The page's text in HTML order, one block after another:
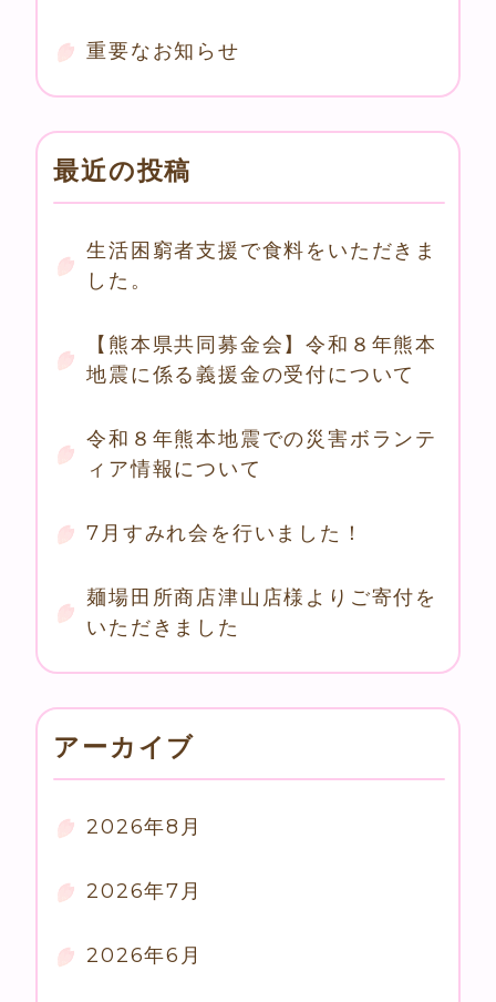
重要なお知らせ
最近の投稿
生活困窮者支援で食料をいただきま
した。
【熊本県共同募金会】令和８年熊本
地震に係る義援金の受付について
令和８年熊本地震での災害ボランテ
ィア情報について
7月すみれ会を行いました！
麺場田所商店津山店様よりご寄付を
いただきました
アーカイブ
2026年8月
2026年7月
2026年6月